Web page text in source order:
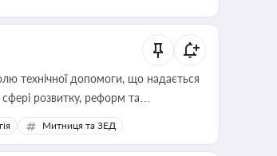
технічної допомоги, що надається
розвитку, реформ та
Митниця та ЗЕД